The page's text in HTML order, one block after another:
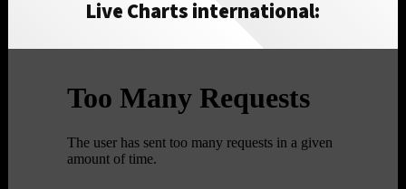
Live Charts international: